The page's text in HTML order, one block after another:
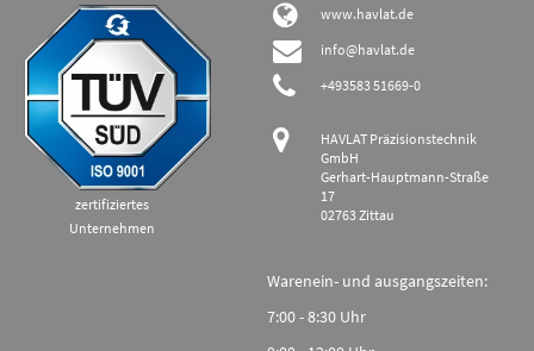
zertifiziertes
Unternehmen
www.havlat.de
info@havlat.de
+493583 51669-0
HAVLAT Präzisionstechnik
GmbH
Gerhart-Hauptmann-Straße
17
02763 Zittau
Warenein- und ausgangszeiten:
7:00 - 8:30 Uhr